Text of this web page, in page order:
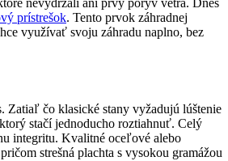
prístrešok. Tento prvok záhradnej
využívať svoju záhradu naplno, bez
Zatiaľ čo klasické stany vyžadujú lúštenie
stačí jednoducho roztiahnuť. Celý
integritu. Kvalitné oceľové alebo
strešná plachta s vysokou gramážou